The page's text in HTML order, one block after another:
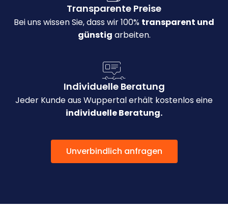
Transparente Preise
Bei uns wissen Sie, dass wir 100% transparent und
günstig arbeiten.
Individuelle Beratung
Jeder Kunde aus Wuppertal erhält kostenlos eine
individuelle Beratung.
Unverbindlich anfragen